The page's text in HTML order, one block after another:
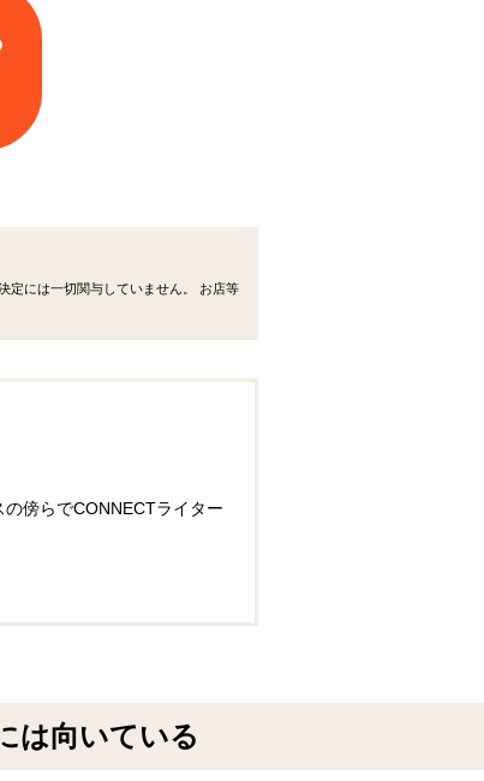
定には一切関与していません。 お店等
傍らでCONNECTライター
は向いている